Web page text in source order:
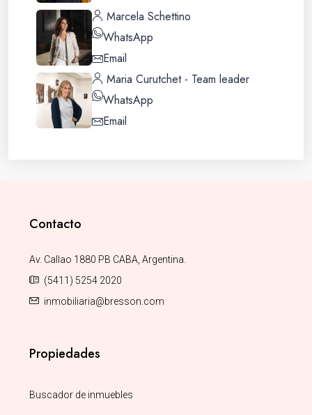
Marcela Schettino
WhatsApp
Email
Maria Curutchet - Team leader
WhatsApp
Email
Contacto
Av. Callao 1880 PB CABA, Argentina.
(5411) 5254 2020
inmobiliaria@bresson.com
Propiedades
Buscador de inmuebles